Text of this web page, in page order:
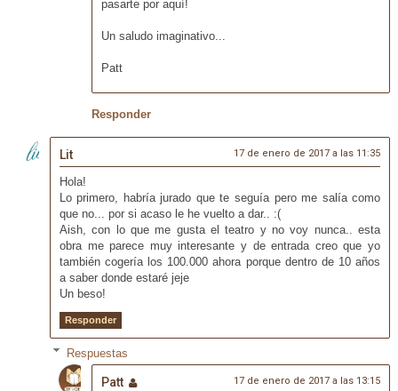
pasarte por aquí!
Un saludo imaginativo...
Patt
Responder
Lit 17 de enero de 2017 a las 11:35
Hola!
Lo primero, habría jurado que te seguía pero me salía como
que no... por si acaso le he vuelto a dar.. :(
Aish, con lo que me gusta el teatro y no voy nunca.. esta
obra me parece muy interesante y de entrada creo que yo
también cogería los 100.000 ahora porque dentro de 10 años
a saber donde estaré jeje
Un beso!
Responder
Respuestas
Patt 17 de enero de 2017 a las 13:15